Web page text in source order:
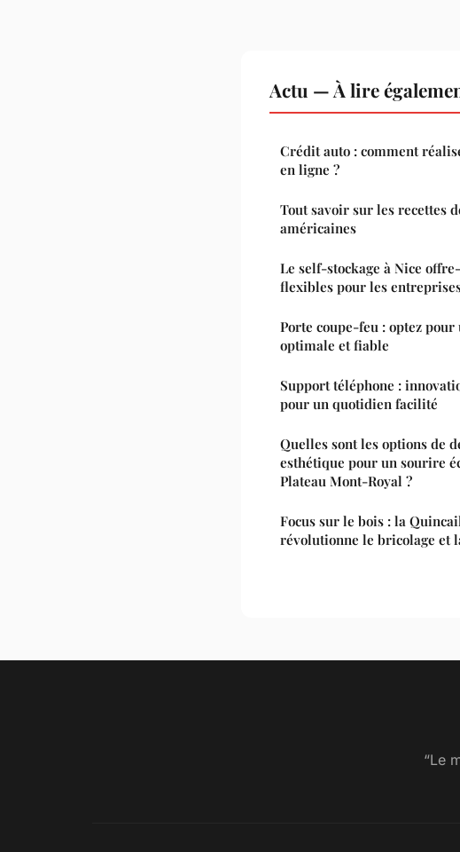
Actu — À lire
Crédit auto : comment
en ligne ?
Tout savoir sur les recettes
américaines
Le self-stockage à Nice
flexibles pour les
Porte coupe-feu : optez pour
optimale et fiable
Support téléphone :
pour un quotidien facilité
Quelles sont les options de
esthétique pour un sourire
Plateau Mont-Royal ?
Focus sur le bois : la
révolutionne le bricolage et
“Le